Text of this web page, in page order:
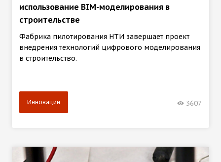
использование BIM-моделирования в
строительстве
Фабрика пилотирования НТИ завершает проект
внедрения технологий цифрового моделирования
в строительство.
Инновации 3607